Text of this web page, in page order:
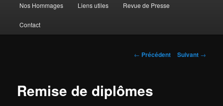
Nos Hommages Liens utiles Revue de Presse
Contact
Navigation
← Précédent Suivant →
Remise de diplômes